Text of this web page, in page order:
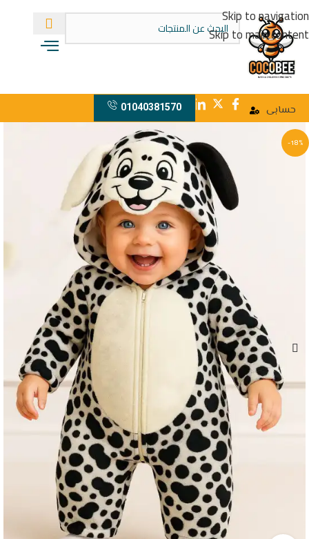
Skip to navigation
Skip to main content
حسابى 01040381570
-18%